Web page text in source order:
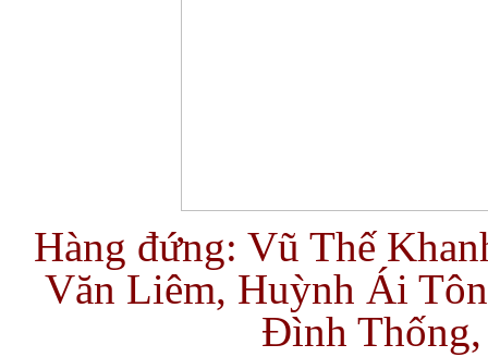
Hàng đứng: Vũ Thế
Văn Liêm, Huỳnh Ái
Đình